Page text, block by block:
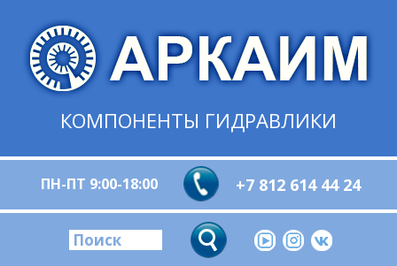
КОМПОНЕНТЫ ГИДРАВЛИКИ
ПН-ПТ 9:00-18:00 +7 812 614 44 24